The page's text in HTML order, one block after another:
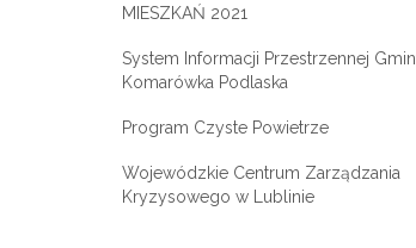
MIESZKAŃ 2021
System Informacji Przestrzennej
Komarówka Podlaska
Program Czyste Powietrze
Wojewódzkie Centrum Zarządzania
Kryzysowego w Lublinie